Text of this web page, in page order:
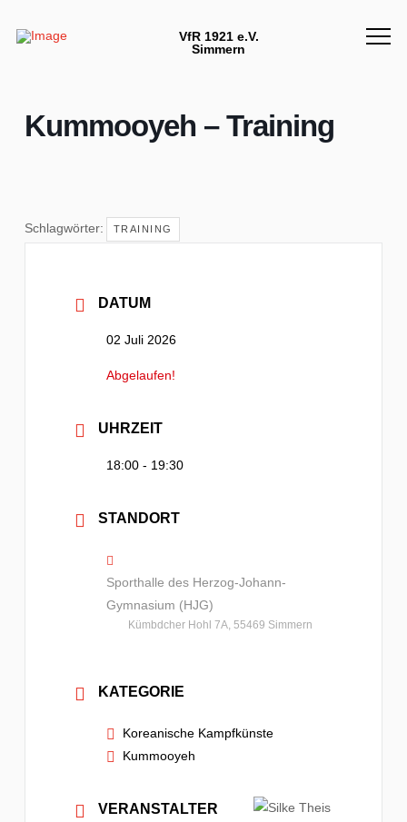
VfR 1921 e.V.
Simmern
Kummooyeh – Training
Schlagwörter: TRAINING
DATUM
02 Juli 2026
Abgelaufen!
UHRZEIT
18:00 - 19:30
STANDORT
Sporthalle des Herzog-Johann-
Gymnasium (HJG)
Kümbdcher Hohl 7A, 55469 Simmern
KATEGORIE
Koreanische Kampfkünste
Kummooyeh
VERANSTALTER